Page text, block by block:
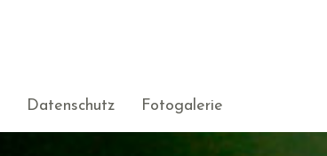
Datenschutz Fotogalerie